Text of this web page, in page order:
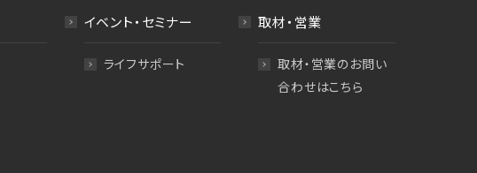
イベント・セミナー
ライフサポート
取材・営業
取材・営業のお問い
合わせはこちら